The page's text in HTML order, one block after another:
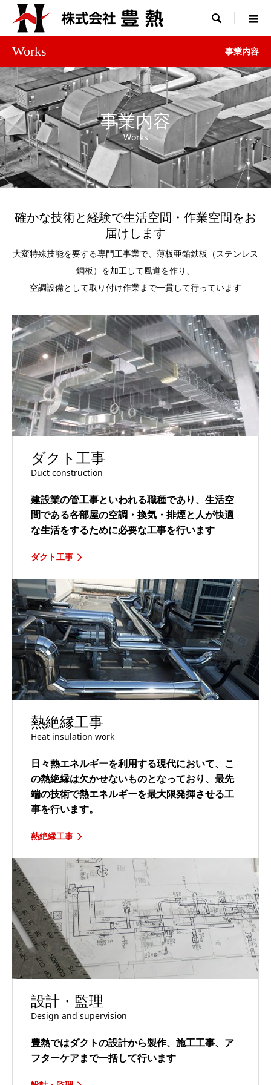

Works 事業内容
事業内容
Works
確かな技術と経験で生活空間・作業空間をお
届けします
大変特殊技能を要する専門工事業で、薄板亜鉛鉄板（ステンレス
鋼板）を加工して風道を作り、
空調設備として取り付け作業まで一貫して行っています
ダクト工事
Duct construction
建設業の管工事といわれる職種であり、生活空
間である各部屋の空調・換気・排煙と人が快適
な生活をするために必要な工事を行います
ダクト工事
熱絶縁工事
Heat insulation work
日々熱エネルギーを利用する現代において、こ
の熱絶縁は欠かせないものとなっており、最先
端の技術で熱エネルギーを最大限発揮させる工
事を行います。
熱絶縁工事
設計・監理
Design and supervision
豊熱ではダクトの設計から製作、施工工事、ア
フターケアまで一括して行います